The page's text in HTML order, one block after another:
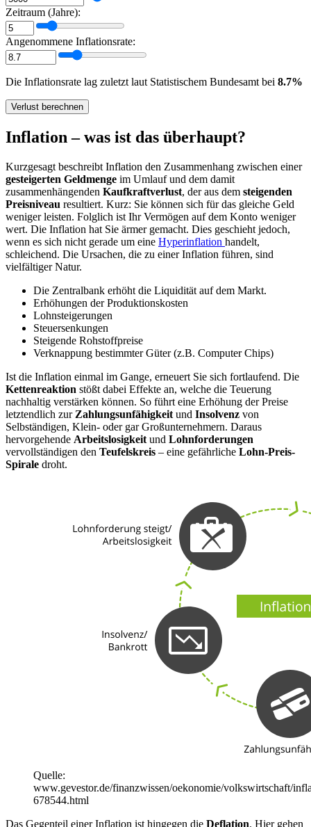
Zeitraum (Jahre):
Angenommene Inflationsrate:
Die Inflationsrate lag zuletzt laut Statistischem Bundesamt bei 8.7%
Verlust berechnen
Inflation – was ist das überhaupt?
Kurzgesagt beschreibt Inflation den Zusammenhang zwischen einer
gesteigerten Geldmenge im Umlauf und dem damit
zusammenhängenden Kaufkraftverlust, der aus dem steigenden
Preisniveau resultiert. Kurz: Sie können sich für das gleiche Geld
weniger leisten. Folglich ist Ihr Vermögen auf dem Konto weniger
wert. Die Inflation hat Sie ärmer gemacht. Dies geschieht jedoch,
wenn es sich nicht gerade um eine Hyperinflation handelt,
schleichend. Die Ursachen, die zu einer Inflation führen, sind
vielfältiger Natur.
Die Zentralbank erhöht die Liquidität auf dem Markt.
Erhöhungen der Produktionskosten
Lohnsteigerungen
Steuersenkungen
Steigende Rohstoffpreise
Verknappung bestimmter Güter (z.B. Computer Chips)
Ist die Inflation einmal im Gange, erneuert Sie sich fortlaufend. Die
Kettenreaktion stößt dabei Effekte an, welche die Teuerung
nachhaltig verstärken können. So führt eine Erhöhung der Preise
letztendlich zur Zahlungsunfähigkeit und Insolvenz von
Selbständigen, Klein- oder gar Großunternehmern. Daraus
hervorgehende Arbeitslosigkeit und Lohnforderungen
vervollständigen den Teufelskreis – eine gefährliche Lohn-Preis-
Spirale droht.
Quelle:
www.gevestor.de/finanzwissen/oekonomie/volkswirtschaft/
678544.html
Das Gegenteil einer Inflation ist hingegen die Deflation. Hier gehen